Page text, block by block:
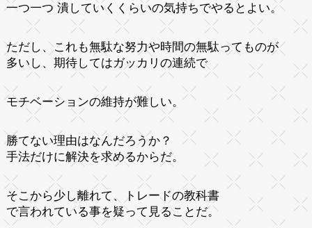
一つ一つ 潰していくくらいの気持ちでやるとよい。
ただし、これも無駄な努力や時間の無駄ってものが
多いし、期待してはガッカリの連続で
モチベーションの維持が難しい。
勝てない理由はなんだろうか？
手法だけに解決を求めるからだ。
そこから少し離れて、トレードの教科書
で言われている事を疑って見ることだ。